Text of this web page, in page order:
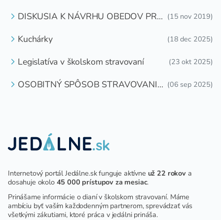
DISKUSIA K NÁVRHU OBEDOV PRE
(15 nov 2019)
Kuchárky (18 dec 2025)
Legislatíva v školskom stravovaní (23 okt 2025)
OSOBITNÝ SPÔSOB STRAVOVANIA (06 sep 2025)
Internetový portál Jedálne.sk funguje aktívne už 22 rokova
dosahuje okolo 45 000 prístupov za mesiac.
Prinášame informácie o dianí v školskom stravovaní. Máme
ambíciu byť vaším každodenným partnerom, sprevádzať vás
všetkými zákutiami, ktoré práca v jedálni prináša.